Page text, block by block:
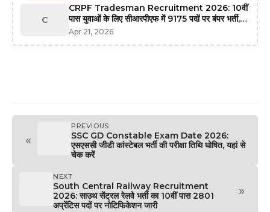
C
CRPF Tradesman Recruitment 2026: 10वीं
पास युवाओं के लिए सीआरपीएफ में 9175 पदों पर बंपर भर्ती,
यहाँ से करें ऑनलाइन आवेदन
Apr 21, 2026
«
PREVIOUS
SSC GD Constable Exam Date 2026:
एसएससी जीडी कांस्टेबल भर्ती की परीक्षा तिथि घोषित, यहां से
चेक करें
NEXT
South Central Railway Recruitment
2026: साउथ सेंट्रल रेलवे भर्ती का 10वीं पास 2801
अप्रेंटिस पदों पर नोटिफिकेशन जारी
»